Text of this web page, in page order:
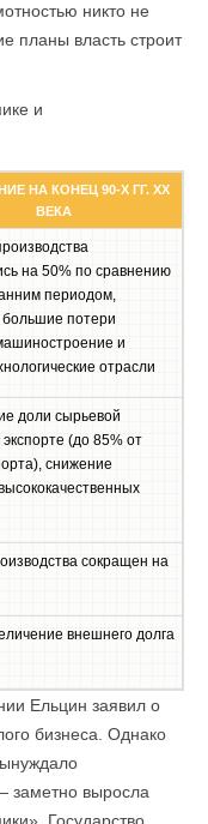
никто не
планы власть строит
и
НА КОНЕЦ 90-Х ГГ. XX
ВЕКА
на 50% по сравнению
периодом,
потери
и
отрасли
доли сырьевой
(до 85% от
снижение
сокращен на
внешнего долга
Ельцин заявил о
бизнеса. Однако
заметно выросла